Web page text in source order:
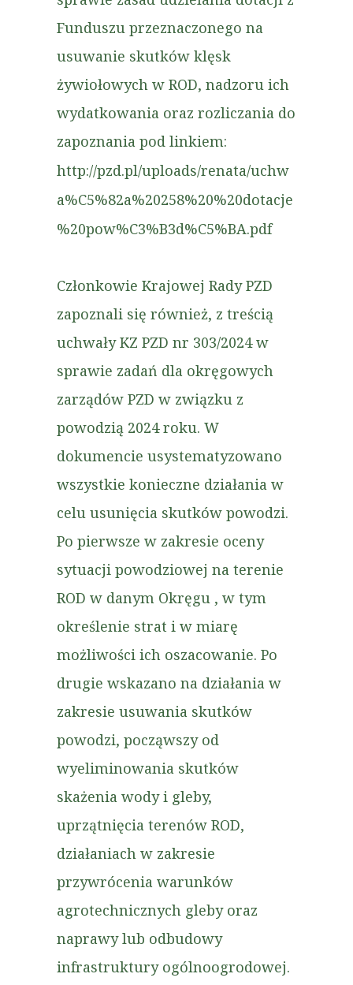
Funduszu przeznaczonego na
usuwanie skutków klęsk
żywiołowych w ROD, nadzoru ich
wydatkowania oraz rozliczania do
zapoznania pod linkiem:
http://pzd.pl/uploads/renata/uchw
a%C5%82a%20258%20%20dotacje
%20pow%C3%B3d%C5%BA.pdf
Członkowie Krajowej Rady PZD
zapoznali się również, z treścią
uchwały KZ PZD nr 303/2024 w
sprawie zadań dla okręgowych
zarządów PZD w związku z
powodzią 2024 roku. W
dokumencie usystematyzowano
wszystkie konieczne działania w
celu usunięcia skutków powodzi.
Po pierwsze w zakresie oceny
sytuacji powodziowej na terenie
ROD w danym Okręgu , w tym
określenie strat i w miarę
możliwości ich oszacowanie. Po
drugie wskazano na działania w
zakresie usuwania skutków
powodzi, począwszy od
wyeliminowania skutków
skażenia wody i gleby,
uprzątnięcia terenów ROD,
działaniach w zakresie
przywrócenia warunków
agrotechnicznych gleby oraz
naprawy lub odbudowy
infrastruktury ogólnoogrodowej.